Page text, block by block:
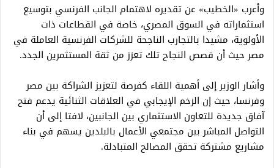
وأعرب «الخطيب» عن تقديره لاهتمام الجانب الفرنسي بتوسيع
استثماراته في السوق المصري، خاصة في القطاعات ذات
الأولوية، مشيدا بالتجارب الناجحة للشركات الفرنسية العاملة في
مصر حيث أن قصص النجاح تلك تعزز من ثقة المستثمرين الجدد.
وأشار الوزير إلى أهمية اللقاء كفرصة لتعزيز الشراكة بين مصر
وفرنسا، حيث إن الزخم الإيجابي في العلاقات الثنائية يدعم فتح
آفاق جديدة للتعاون الاستثماري بين الجانبين، لافتا إلى أن
التواصل المباشر بين مجتمعي الأعمال بالبلدين يسهم في بناء
مشاريع مشتركة تحقق المصالح المتبادلة.